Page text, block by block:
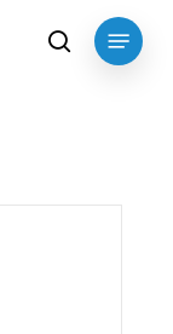
search
Menu